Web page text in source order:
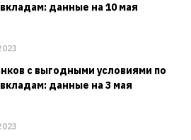
данные на 10 мая
с выгодными условиями по
данные на 3 мая